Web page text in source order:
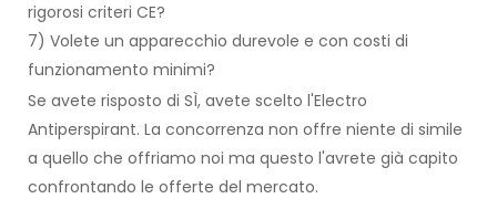
rigorosi criteri CE?
7) Volete un apparecchio durevole e con costi di
funzionamento minimi?
Se avete risposto di SÌ, avete scelto l'Electro
Antiperspirant. La concorrenza non offre niente di simile
a quello che offriamo noi ma questo l'avrete già capito
confrontando le offerte del mercato.